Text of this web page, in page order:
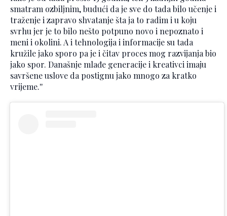
smatram ozbiljnim, budući da je sve do tada bilo učenje i
traženje i zapravo shvatanje šta ja to radim i u koju
svrhu jer je to bilo nešto potpuno novo i nepoznato i
meni i okolini. A i tehnologija i informacije su tada
kružile jako sporo pa je i čitav proces mog razvijanja bio
jako spor. Današnje mlađe generacije i kreativci imaju
savršene uslove da postignu jako mnogo za kratko
vrijeme.''